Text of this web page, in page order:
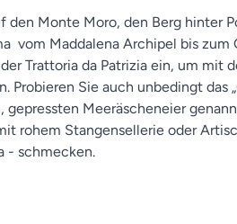
den Monte Moro, den Berg hinter
vom Maddalena Archipel bis
Trattoria da Patrizia ein, um mit
Probieren Sie auch unbedingt das
gepressten Meeräscheneier
rohem Stangensellerie oder
- schmecken.